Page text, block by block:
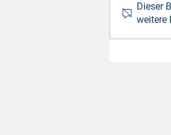
Dieser
weitere